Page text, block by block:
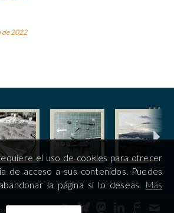
de 2022
el uso de cookies para ofrecer
de acceso a sus contenidos. Puedes
la página si lo deseas. Más